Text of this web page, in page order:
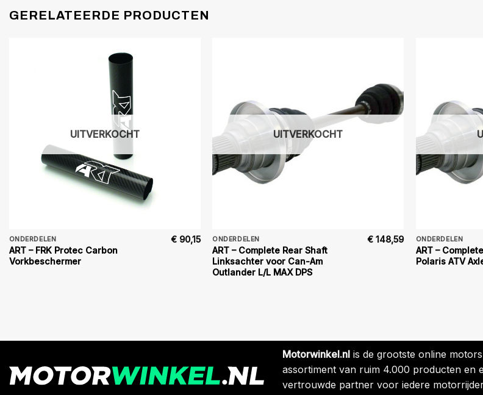
GERELATEERDE PRODUCTEN
UITVERKOCHT
ONDERDELEN
ART – FRK Protec Carbon
Vorkbeschermer
€90,15
UITVERKOCHT
ONDERDELEN
ART – Complete Rear Shaft
Linksachter voor Can-Am
Outlander L/L MAX DPS
€ 148,59 ONDERDELEN
ART –
Polaris ATV
Motorwinkel.nl is de grootste online
assortiment van ruim 4.000 producten en
vertrouwde partner voor iedere